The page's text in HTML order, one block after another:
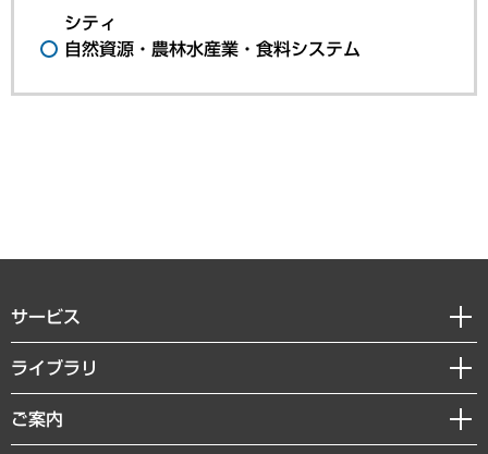
シティ
自然資源・農林水産業・食料システム
サービス
経営戦略
組織・人事戦略
デジタルイノベーション
ライブラリ
経済調査
レポート
ご案内